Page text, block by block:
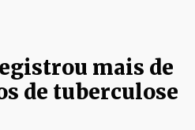
mais de
de tuberculose